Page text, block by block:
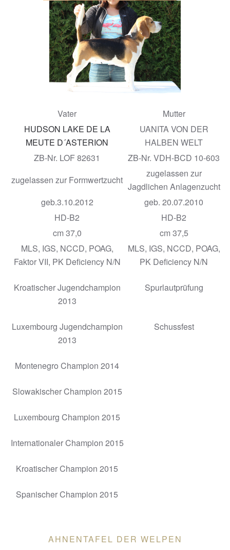
Vater
Mutter
HUDSON LAKE DE LA
MEUTE D´ASTERION
UANITA VON DER
HALBEN WELT
ZB-Nr. LOF 82631
ZB-Nr. VDH-BCD 10-603
zugelassen zur Formwertzucht
zugelassen zur
Jagdlichen Anlagenzucht
geb.3.10.2012
geb. 20.07.2010
HD-B2
HD-B2
cm 37,0
cm 37,5
MLS, IGS, NCCD, POAG,
Faktor VII, PK Deficiency N/N
MLS, IGS, NCCD, POAG,
PK Deficiency N/N
Kroatischer Jugendchampion
2013
Spurlautprüfung
Luxembourg Jugendchampion
2013
Schussfest
Montenegro Champion 2014
Slowakischer Champion 2015
Luxembourg Champion 2015
Internationaler Champion 2015
Kroatischer Champion 2015
Spanischer Champion 2015
AHNENTAFEL DER WELPEN